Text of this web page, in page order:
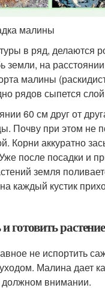
малины
в ряд, делаются
земли, на
малины
рядов сыпется
60 см друг от
Почву при этом не
Корни аккуратно
после посадки и
земля
каждый кустик
готовить
не испортить
Малина дает
внимании.